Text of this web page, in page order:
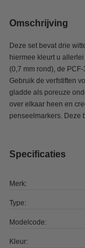
Omschrijving
Deze set bevat drie
hiermee kleurt u
(0,7 mm rond), de
Gebruik de verfstiften
gladde als poreuze
over elkaar heen en
penseelmarkers. Deze
Specificaties
Merk:
Type:
Modelcode:
Kleur: